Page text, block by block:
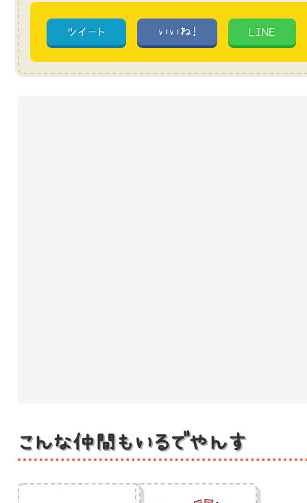
ツイート いいね! LINE
こんな仲間もいるでやんす